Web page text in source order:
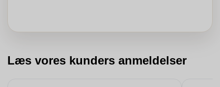
Læs vores kunders anmeldelser